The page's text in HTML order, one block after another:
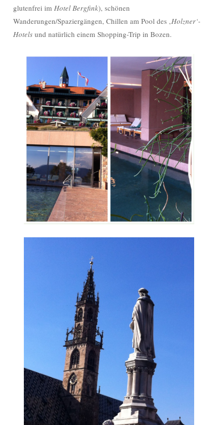
glutenfrei im Hotel Bergfink), schönen
Wanderungen/Spaziergängen, Chillen am Pool des ‚Holzner‘-
Hotels und natürlich einem Shopping-Trip in Bozen.